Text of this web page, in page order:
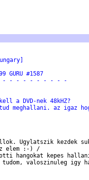
#1587
- - - - - - - - - -
a DVD-nek 48kHZ?
meghallani. az igaz
Ugylatszik kezdek
elem :-) /
hangokat kepes
tudom, valoszinuleg igy